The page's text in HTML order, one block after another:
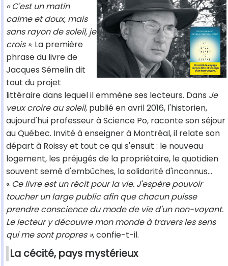
« C'est un matin
calme et doux, mais
sans rayon de soleil, je
crois ». La première
phrase du livre de
Jacques Sémelin dit
tout du projet
littéraire dans lequel il emmène ses lecteurs. Dans Je
veux croire au soleil, publié en avril 2016, l'historien,
aujourd'hui professeur à Science Po, raconte son séjour
au Québec. Invité à enseigner à Montréal, il relate son
départ à Roissy et tout ce qui s'ensuit : le nouveau
logement, les préjugés de la propriétaire, le quotidien
souvent semé d'embûches, la solidarité d'inconnus...
« Ce livre est un récit pour la vie. J'espère pouvoir
toucher un large public afin que chacun puisse
prendre conscience du mode de vie d'un non-voyant.
Le lecteur y découvre mon monde à travers les sens
qui me sont propres », confie-t-il.
La cécité, pays mystérieux